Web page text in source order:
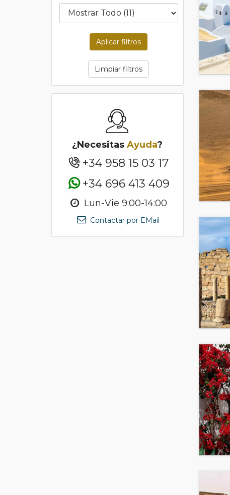
Aplicar filtros
Limpiar filtros
¿NecesitasAyuda?
+34 958 15 03 17
+34 696 413 409
Lun-Vie 9:00-14:00
Contactar por EMail